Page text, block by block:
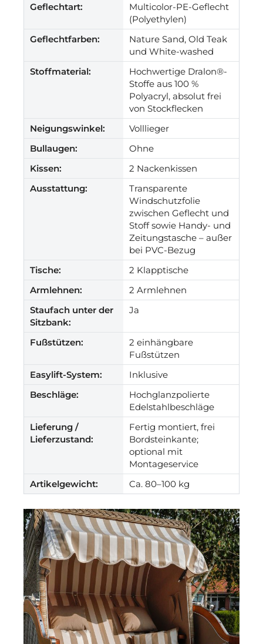
Geflechtart:
Multicolor-PE-Geflecht
(Polyethylen)
Geflechtfarben:
Nature Sand, Old Teak
und White-washed
Stoffmaterial:
Hochwertige Dralon®-
Stoffe aus 100 %
Polyacryl, absolut frei
von Stockflecken
Neigungswinkel:
Volllieger
Bullaugen:
Ohne
Kissen:
2 Nackenkissen
Ausstattung:
Transparente
Windschutzfolie
zwischen Geflecht und
Stoff sowie Handy- und
Zeitungstasche – außer
bei PVC-Bezug
Tische:
2 Klapptische
Armlehnen:
2 Armlehnen
Staufach unter der
Sitzbank:
Ja
Fußstützen:
2 einhängbare
Fußstützen
Easylift-System:
Inklusive
Beschläge:
Hochglanzpolierte
Edelstahlbeschläge
Lieferung /
Lieferzustand:
Fertig montiert, frei
Bordsteinkante;
optional mit
Montageservice
Artikelgewicht:
Ca. 80–100 kg